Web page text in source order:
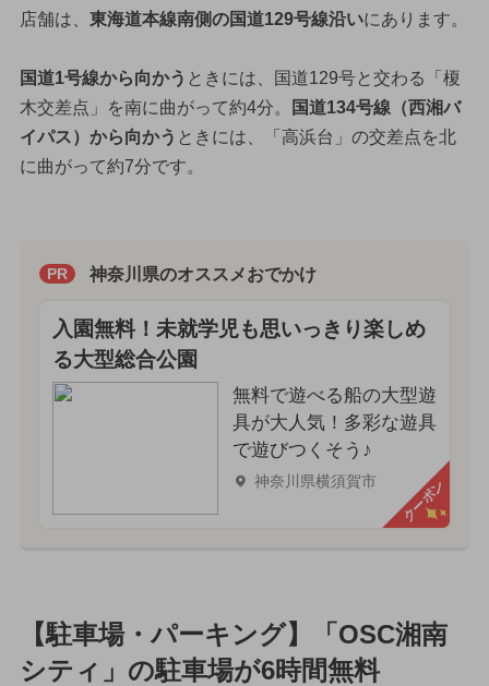
店舗は、 東海道本線南側の国道129号線沿いにあります。
国道1号線から向かう ときには、国道129号と交わる「榎
木交差点」を南に曲がって約4分。
国道134号線（西湘バ
イパス）から向かう ときには、「高浜台」の交差点を北
に曲がって約7分です。
PR 神奈川県のオススメおでかけ
入園無料！未就学児も思いっきり楽しめ
る大型総合公園
無料で遊べる船の大型遊
具が大人気！多彩な遊具
で遊びつくそう♪
神奈川県横須賀市 クーポン
【駐車場・パーキング】「OSC湘南
シティ」の駐車場が6時間無料